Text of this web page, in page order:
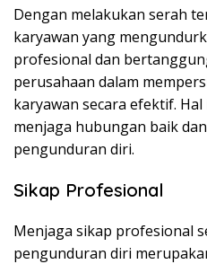
Dengan melakukan serah
karyawan yang
profesional dan
perusahaan dalam
karyawan secara efektif.
menjaga hubungan baik
pengunduran diri.
Sikap Profesional
Menjaga sikap profesional
pengunduran diri